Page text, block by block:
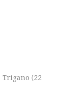
Trigano (22